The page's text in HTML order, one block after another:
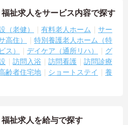
祉求人をサービス内容で探す
（老健） 有料老人ホーム
サー
高住）
特別養護老人ホーム（特
ス） デイケア（通所リハ）
グ
訪問入浴 訪問看護
訪問診療
齢者住宅地 ショートステイ
養
祉求人を給与で探す